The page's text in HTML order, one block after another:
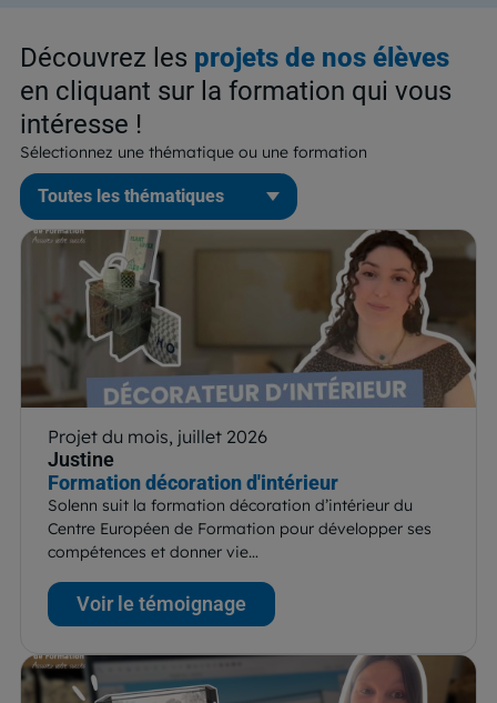
Découvrez les projets de nos élèves
en cliquant sur la formation qui vous
intéresse !
Sélectionnez une thématique ou une formation
Projet du mois, juillet 2026
Justine
Formation décoration d'intérieur
Solenn suit la formation décoration d’intérieur du
Centre Européen de Formation pour développer ses
compétences et donner vie…
Voir le témoignage